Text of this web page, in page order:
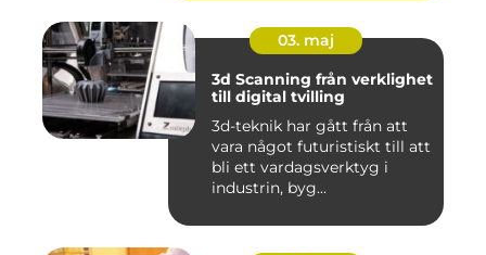
03. maj
3d Scanning från verklighet
till digital tvilling
3d-teknik har gått från att
vara något futuristiskt till att
bli ett vardagsverktyg i
industrin, byg...